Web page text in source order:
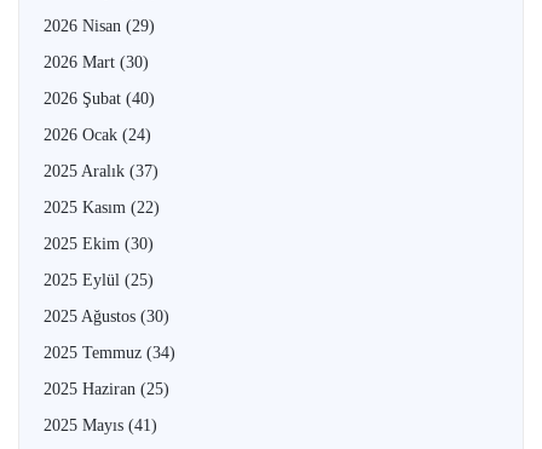
2026 Nisan (29)
2026 Mart (30)
2026 Şubat (40)
2026 Ocak (24)
2025 Aralık (37)
2025 Kasım (22)
2025 Ekim (30)
2025 Eylül (25)
2025 Ağustos (30)
2025 Temmuz (34)
2025 Haziran (25)
2025 Mayıs (41)